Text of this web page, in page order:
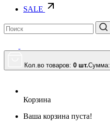
SALE
Кол.во товаров: 0 шт.Сумма:
Корзина
Ваша корзина пуста!